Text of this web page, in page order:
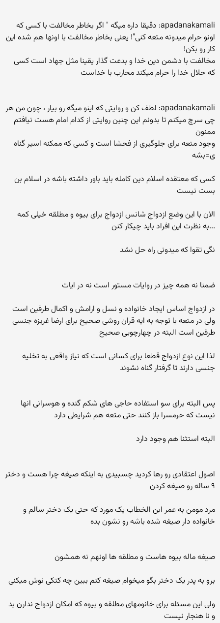
apadanakamali: دقیقا داره میگه " اگر بخاطر مخالفت با کسی که
اونو حرام میدونه متعه کنی"! یعنی بخاطر مخالفت با اونها هم شده این
کار رو بکن!
مخالفت با دشمن دین خدا و بدعت گذار یقینا مثل جهاد است کسی
که حلال خدا را حرام میکند محارب با خداست
apadanakamali: لطف کن و روایتی که اینو میگه رو بیار ، چون من هر
چی سرچ میکنم تا بدونم این چنین روایتی از کدام امام هست نیافتم
ممنون
وجود متعه برای جلوگیری از فحشا است و کسی که ممکنه اسیر گناه
ی=بشه
کسی که معتقده اسلام دین کامله باید باور داشته باشه در اسلام بن
بست نیست
الان با این وضع ازدواج شانس ازدواج برای بیوه و مطلقه خیلی کمه
...به نظرت این افراد باید چیکار کنن
نگی تقوا که میدونی راه حل نشد
ضمنا نه همه چیز در روایات مستور است نه در ایات
در ازدواج اساس ایجاد خانواده و نسل و ارامش و اکمال طرفین است
ولی در متعه با توجه به ایه قران روشی صحیح برای ارضا غریزه جنسی
طرفین است البته در چهارچوبی صحیح
لذا این نوع ازدواج قطعا برای کسانی است که نیاز واقعی به تخلیه
جنسی دارند تا گرفتار گناه نشوند
پس البته برای سو استفاده حاجی های شکم گنده و هوسرانی انها
نیست که حرمسرا باز کنند حتی متعه هم شرایطی دارد
البته استثنا هم وجود دارد
اصول اعتقادی رو رها کردید چسبیدی به اینکه صیغه چرا هست و دختر
۹ ساله رو صیغه کردن
مرد مومن به عمر ابن الخطاب یک مورد که حتی یک دختر سالم و
خانواده دار صیغه شده باشه رو نشون بده
صیغه ماله بیوه هاست و مطلقه ها اونهم نه همشون
برو به پدر یک دختر بگو میخوام صیغه کنم ببین چه کتکی نوش میکنی
ولی این مسئله برای خانومهای مطلقه و بیوه که امکان ازدواج ندارن بد
و نا هنجار نیست